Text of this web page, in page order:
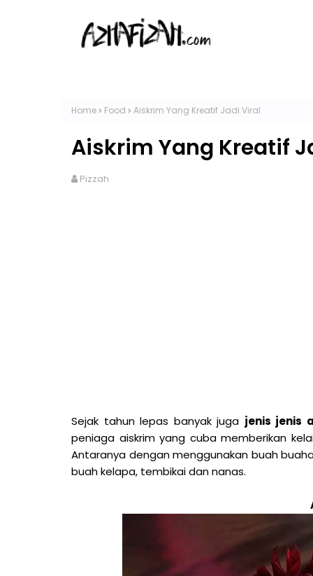
Home Food Aiskrim Yang Kreatif Jadi Viral
Aiskrim Yang Kreatif
Pizzah
Sejak tahun lepas banyak juga jenis jenis
peniaga aiskrim yang cuba memberikan
Antaranya dengan menggunakan buah
buah kelapa, tembikai dan nanas.